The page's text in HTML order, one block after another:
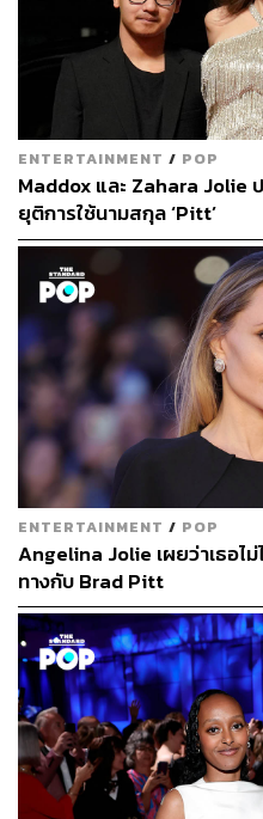
ENTERTAINMENT / POP
Maddox และ Zahara Jolie
ยุติการใช้นามสกุล ‘Pitt’
ENTERTAINMENT / POP
Angelina Jolie เผยว่าเธอไ
ทางกับ Brad Pitt